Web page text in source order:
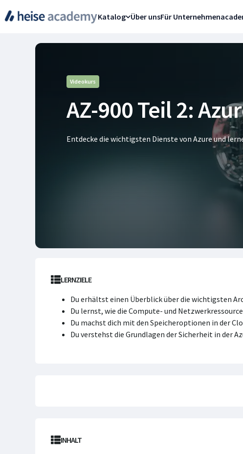
Katalog Über unsFür Unternehmen
Videokurs
AZ-900 Teil 2:
Entdecke die wichtigsten Dienste von Azure und
LERNZIELE
Du erhältst einen Überblick über die wichtigsten
Du lernst, wie die Compute- und
Du machst dich mit den Speicheroptionen in der
Du verstehst die Grundlagen der Sicherheit in der
INHALT